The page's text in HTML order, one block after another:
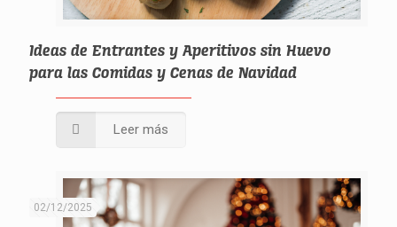
Ideas de Entrantes y Aperitivos sin Huevo
para las Comidas y Cenas de Navidad
Leer más
02/12/2025